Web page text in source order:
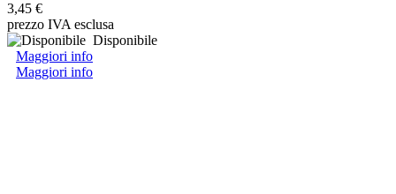
3,45 €
prezzo IVA esclusa
Disponibile
Maggiori info
Maggiori info